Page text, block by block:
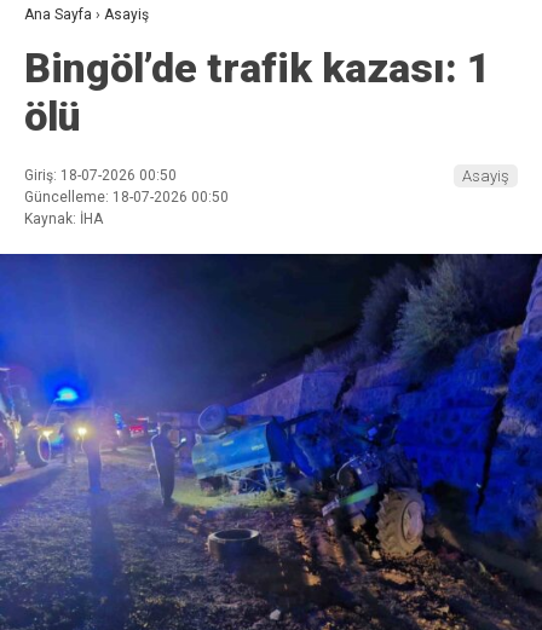
Ana Sayfa › Asayiş
Bingöl’de trafik kazası: 1
ölü
Giriş: 18-07-2026 00:50
Güncelleme: 18-07-2026 00:50
Kaynak: İHA
Asayiş